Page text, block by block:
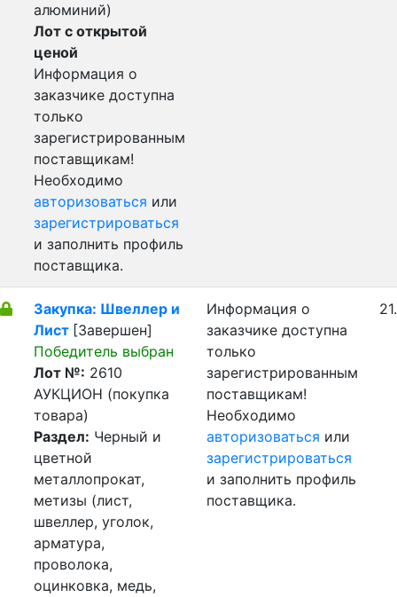
алюминий)
Лот с открытой
ценой
Информация о
заказчике доступна
только
зарегистрированным
поставщикам!
Необходимо
авторизоваться или
зарегистрироваться
и заполнить профиль
поставщика.
Закупка: Швеллер и
Лист [Завершен]
Победитель выбран
Лот №: 2610
АУКЦИОН (покупка
товара)
Раздел: Черный и
цветной
металлопрокат,
метизы (лист,
швеллер, уголок,
арматура,
проволока,
оцинковка, медь,
Информация о
заказчике доступна
только
зарегистрированным
поставщикам!
Необходимо
авторизоваться или
зарегистрироваться
и заполнить профиль
поставщика.